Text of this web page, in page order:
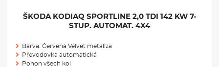
ŠKODA KODIAQ SPORTLINE 2,0 TDI 142 KW 7-
STUP. AUTOMAT. 4X4
Barva: Červená Velvet metalíza
Převodovka automatická
Pohon všech kol